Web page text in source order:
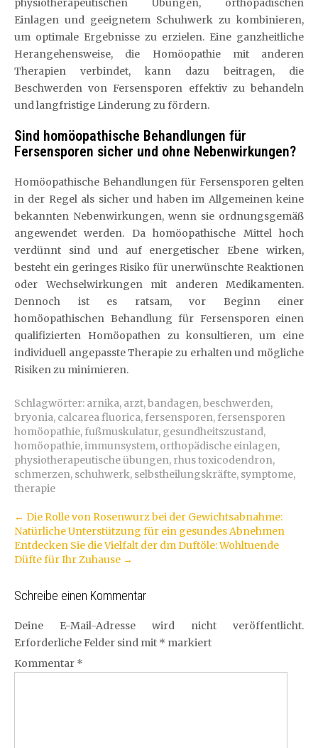
Einlagen und geeignetem Schuhwerk zu kombinieren,
um optimale Ergebnisse zu erzielen. Eine ganzheitliche
Herangehensweise, die Homöopathie mit anderen
Therapien verbindet, kann dazu beitragen, die
Beschwerden von Fersensporen effektiv zu behandeln
und langfristige Linderung zu fördern.
Sind homöopathische Behandlungen für
Fersensporen sicher und ohne Nebenwirkungen?
Homöopathische Behandlungen für Fersensporen gelten
in der Regel als sicher und haben im Allgemeinen keine
bekannten Nebenwirkungen, wenn sie ordnungsgemäß
angewendet werden. Da homöopathische Mittel hoch
verdünnt sind und auf energetischer Ebene wirken,
besteht ein geringes Risiko für unerwünschte Reaktionen
oder Wechselwirkungen mit anderen Medikamenten.
Dennoch ist es ratsam, vor Beginn einer
homöopathischen Behandlung für Fersensporen einen
qualifizierten Homöopathen zu konsultieren, um eine
individuell angepasste Therapie zu erhalten und mögliche
Risiken zu minimieren.
Schlagwörter: arnika, arzt,bandagen,beschwerden,
bryonia, calcarea fluorica, fersensporen, fersensporen
homöopathie, fußmuskulatur, gesundheitszustand,
homöopathie,immunsystem, orthopädische einlagen,
physiotherapeutische übungen, rhus toxicodendron,
schmerzen, schuhwerk, selbstheilungskräfte, symptome,
therapie
Artikel-
Navigation
← Die Rolle von Rosenwurz bei der Gewichtsabnahme:
Natürliche Unterstützung für ein gesundes Abnehmen
Entdecken Sie die Vielfalt der dm Duftöle: Wohltuende
Düfte für Ihr Zuhause →
Schreibe einen Kommentar
Deine E-Mail-Adresse wird nicht veröffentlicht.
Erforderliche Felder sind mit * markiert
Kommentar *